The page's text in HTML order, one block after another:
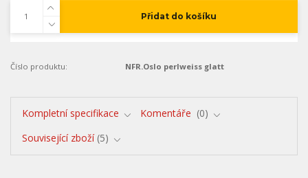
Přidat do košíku
Číslo produktu: NFR.Oslo perlweiss glatt
Kompletní specifikace Komentáře
0
Související zboží 5